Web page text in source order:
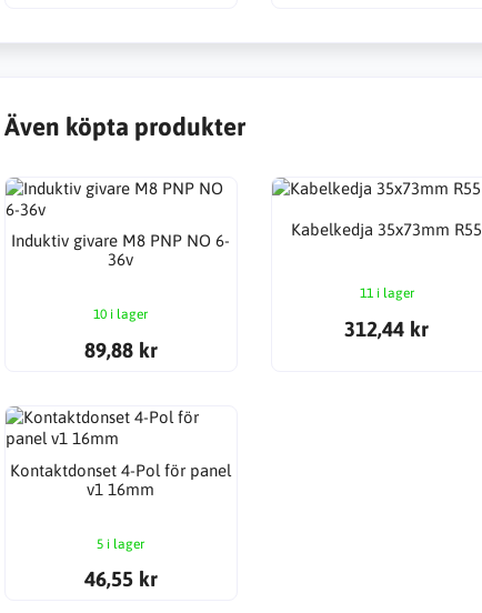
Även köpta produkter
Induktiv givare M8 PNP NO 6-
36v
10 i lager
89,88 kr
Kabelkedja 35x73mm R55
11 i lager
312,44 kr
Kontaktdonset 4-Pol för panel
v1 16mm
5 i lager
46,55 kr